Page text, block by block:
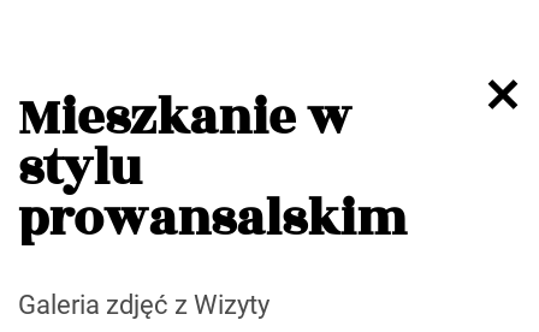
Mieszkanie w
stylu
prowansalskim
Galeria zdjęć z Wizyty